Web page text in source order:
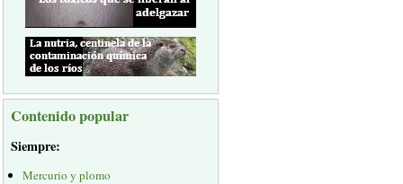
Contenido popular
Siempre:
Mercurio y plomo